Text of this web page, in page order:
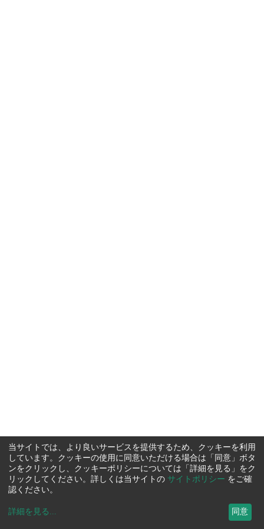
当サイトでは、より良いサービスを提供するため、クッキーを利用
しています。クッキーの使用に同意いただける場合は「同意」ボタ
ンをクリックし、クッキーポリシーについては「詳細を見る」をク
リックしてください。詳しくは当サイトの サイトポリシー をご確
認ください。
詳細を見る ... 同意